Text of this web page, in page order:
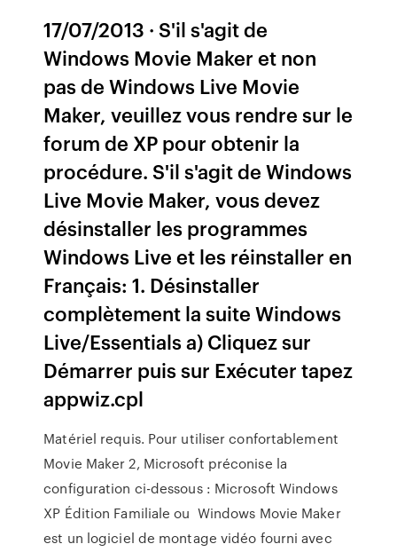
17/07/2013 · S'il s'agit de
Windows Movie Maker et non
pas de Windows Live Movie
Maker, veuillez vous rendre sur le
forum de XP pour obtenir la
procédure. S'il s'agit de Windows
Live Movie Maker, vous devez
désinstaller les programmes
Windows Live et les réinstaller en
Français: 1. Désinstaller
complètement la suite Windows
Live/Essentials a) Cliquez sur
Démarrer puis sur Exécuter tapez
appwiz.cpl
Matériel requis. Pour utiliser confortablement
Movie Maker 2, Microsoft préconise la
configuration ci-dessous : Microsoft Windows
XP Édition Familiale ou Windows Movie Maker
est un logiciel de montage vidéo fourni avec